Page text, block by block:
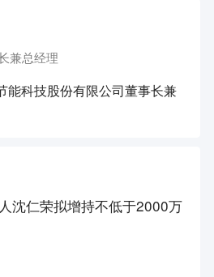
兼总经理
能科技股份有限公司董事长兼
沈仁荣拟增持不低于2000万